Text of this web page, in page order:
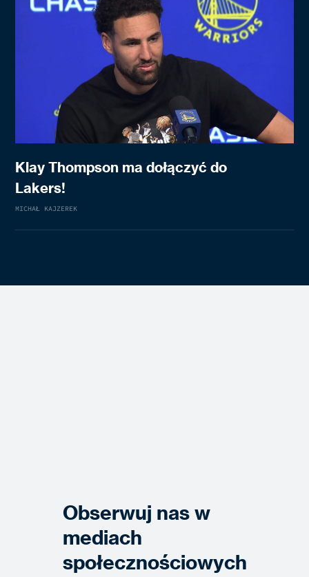
Klay Thompson ma dołączyć do
Lakers!
MICHAŁ KAJZEREK
Obserwuj nas w
mediach
społecznościowych